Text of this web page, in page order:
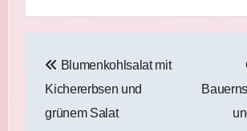
Blumenkohlsalat mit
Kichererbsen und
grünem Salat